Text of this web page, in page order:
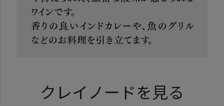
クレイノードを見る